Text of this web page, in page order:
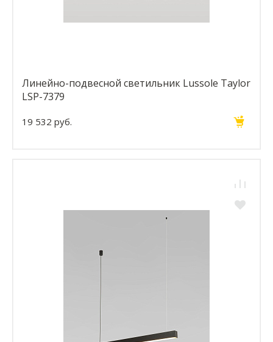
Линейно-подвесной светильник Lussole Taylor
LSP-7379
19 532 руб.